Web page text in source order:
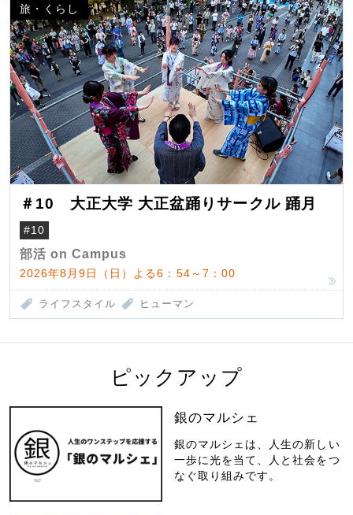
旅・くらし
＃10 大正大学 大正盆踊りサークル 踊月
#10
部活 on Campus
2026年8月9日（日）よる6：54～7：00
ライフスタイル ヒューマン
ピックアップ
銀のマルシェ
銀のマルシェは、人生の新しい
一歩に光を当て、人と社会をつ
なぐ取り組みです。